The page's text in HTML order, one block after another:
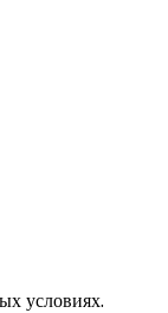
условиях.